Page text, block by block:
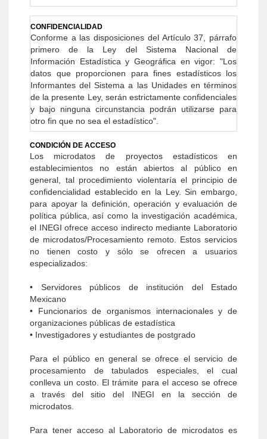
CONFIDENCIALIDAD
Conforme a las disposiciones del Artículo 37, párrafo
primero de la Ley del Sistema Nacional de
Información Estadística y Geográ­fica en vigor: "Los
datos que proporcionen para fines estadísticos los
Informantes del Sistema a las Unidades en términos
de la presente Ley, serán estrictamente confidenciales
y bajo ninguna circunstancia podrán utilizarse para
otro fin que no sea el estadístico".
CONDICIÓN DE ACCESO
Los microdatos de proyectos estadísticos en
establecimientos no están abiertos al público en
general, tal procedimiento violentaría el principio de
confidencialidad establecido en la Ley. Sin embargo,
para apoyar la definición, operación y evaluación de
política pública, así como la investigación académica,
el INEGI ofrece acceso indirecto mediante Laboratorio
de microdatos/Procesamiento remoto. Estos servicios
no tienen costo y sólo se ofrecen a usuarios
especializados:
• Servidores públicos de institución del Estado
Mexicano
• Funcionarios de organismos internacionales y de
organizaciones públicas de estadística
• Investigadores y estudiantes de postgrado
Para el público en general se ofrece el servicio de
procesamiento de tabulados especiales, el cual
conlleva un costo. El trámite para el acceso se ofrece
a través del sitio del INEGI en la sección de
microdatos.
Para tener acceso al Laboratorio de microdatos es